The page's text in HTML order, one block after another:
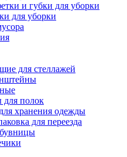
и губки для уборки
для уборки
для стеллажей
полок
хранения одежды
для переезда